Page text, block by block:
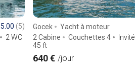
2 WC
5.00 (5) Gocek
Yacht à moteur
2 Cabine
Couchettes 4
45 ft
640 € /jour